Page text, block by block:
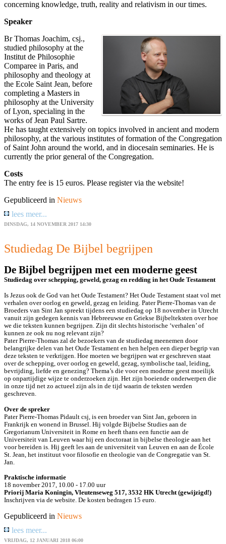
concerning knowledge, truth, reality and relativism in our times.
Speaker
Br Thomas Joachim, csj.,
studied philosophy at the
Institut de Philosophie
Comparee in Paris, and
philosophy and theology at
the Ecole Saint Jean, before
completing a Masters in
philosophy at the University
of Lyon, specialing in the
works of Jean Paul Sartre.
He has taught extensively on topics involved in ancient and modern
philosophy, at the various institutes of formation of the Congregation
of Saint John around the world, and in diocesain seminaries. He is
currently the prior general of the Congregation.
Costs
The entry fee is 15 euros. Please register via the website!
Gepubliceerd in Nieuws
lees meer...
DINSDAG, 14 NOVEMBER 2017 14:30
Studiedag De Bijbel begrijpen
De Bijbel begrijpen met een moderne geest
Studiedag over schepping, geweld, gezag en redding in het Oude Testament
Is Jezus ook de God van het Oude Testament? Het Oude Testament staat vol met
verhalen over oorlog en geweld, gezag en leiding. Pater Pierre-Thomas van de
Broeders van Sint Jan spreekt tijdens een studiedag op 18 november in Utrecht
vanuit zijn gedegen kennis van Hebreeuwse en Griekse Bijbelteksten over hoe
we die teksten kunnen begrijpen. Zijn dit slechts historische ‘verhalen’ of
kunnen ze ook nu nog relevant zijn?
Pater Pierre-Thomas zal de bezoekers van de studiedag meenemen door
belangrijke delen van het Oude Testament en hen helpen een dieper begrip van
deze teksten te verkrijgen. Hoe moeten we begrijpen wat er geschreven staat
over de schepping, over oorlog en geweld, gezag, symbolische taal, leiding,
bevrijding, liefde en genezing? Thema’s die voor een moderne geest moeilijk
op onpartijdige wijze te onderzoeken zijn. Het zijn boeiende onderwerpen die
in onze tijd net zo actueel zijn als in de tijd waarin de teksten werden
geschreven.
Over de spreker
Pater Pierre-Thomas Pidault csj, is een broeder van Sint Jan, geboren in
Frankrijk en wonend in Brussel. Hij volgde Bijbelse Studies aan de
Gregorianum Universiteit in Rome en heeft thans een functie aan de
Universiteit van Leuven waar hij een doctoraat in bijbelse theologie aan het
voor bereiden is. Hij geeft les aan de universiteit van Leuven en aan de École
St. Jean, het instituut voor filosofie en theologie van de Congregatie van St.
Jan.
Praktische informatie
18 november 2017, 10.00 - 17.00 uur
Priorij Maria Koningin, Vleutenseweg 517, 3532 HK Utrecht (gewijzigd!)
Inschrijven via de website. De kosten bedragen 15 euro.
Gepubliceerd in Nieuws
lees meer...
VRIJDAG, 12 JANUARI 2018 06:00